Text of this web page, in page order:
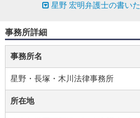
星野 宏明弁護士の書い
事務所詳細
事務所名
星野・長塚・木川法律事務所
所在地